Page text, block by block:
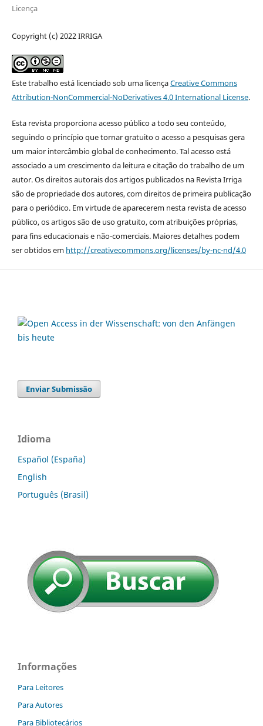
Licença
Copyright (c) 2022 IRRIGA
Este trabalho está licenciado sob uma licençaCreative Commons
Attribution-NonCommercial-NoDerivatives 4.0 International License.
Esta revista proporciona acesso público a todo seu conteúdo,
seguindo o princípio que tornar gratuito o acesso a pesquisas gera
um maior intercâmbio global de conhecimento. Tal acesso está
associado a um crescimento da leitura e citação do trabalho de um
autor. Os direitos autorais dos artigos publicados na Revista Irriga
são de propriedade dos autores, com direitos de primeira publicação
para o periódico. Em virtude de aparecerem nesta revista de acesso
público, os artigos são de uso gratuito, com atribuições próprias,
para fins educacionais e não-comerciais. Maiores detalhes podem
ser obtidos em http://creativecommons.org/licenses/by-nc-nd/4.0
Enviar Submissão
Idioma
Español (España)
English
Português (Brasil)
Informações
Para Leitores
Para Autores
Para Bibliotecários